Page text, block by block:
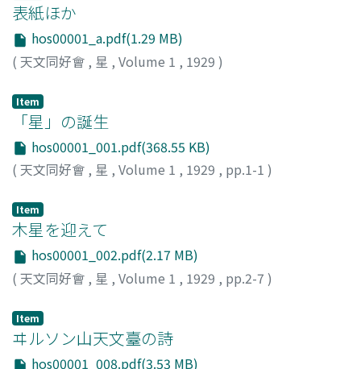
表紙ほか
hos00001_a.pdf(1.29 MB)
( 天文同好會 , 星 , Volume 1 , 1929 )
Item
「星」の誕生
hos00001_001.pdf(368.55 KB)
( 天文同好會 , 星 , Volume 1 , 1929 , pp.1-1 )
Item
木星を迎えて
hos00001_002.pdf(2.17 MB)
( 天文同好會 , 星 , Volume 1 , 1929 , pp.2-7 )
Item
ヰルソン山天文臺の詩
hos00001_008.pdf(3.53 MB)